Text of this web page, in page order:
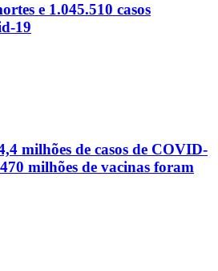
e 1.045.510 casos
19
milhões de casos de COVID-
milhões de vacinas foram